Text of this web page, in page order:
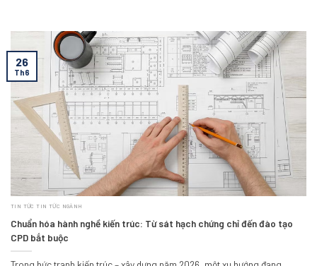
TIN TỨC TIN TỨC NGÀNH
Chuẩn hóa hành nghề kiến trúc: Từ sát hạch chứng chỉ đến đào tạo
CPD bắt buộc
26
Th6